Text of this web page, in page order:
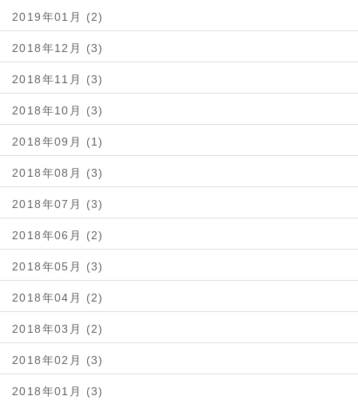
2019年01月 (2)
2018年12月 (3)
2018年11月 (3)
2018年10月 (3)
2018年09月 (1)
2018年08月 (3)
2018年07月 (3)
2018年06月 (2)
2018年05月 (3)
2018年04月 (2)
2018年03月 (2)
2018年02月 (3)
2018年01月 (3)